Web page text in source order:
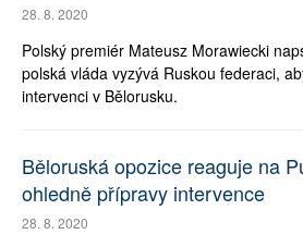
28. 8. 2020
Polský premiér Mateusz Morawiecki
polská vláda vyzývá Ruskou federaci,
intervenci v Bělorusku.
Běloruská opozice reaguje na
ohledně přípravy intervence
28. 8. 2020